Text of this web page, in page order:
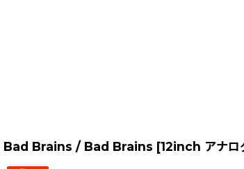
Bad Brains / Bad Brains [12inch アナロ